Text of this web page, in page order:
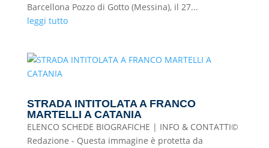
Barcellona Pozzo di Gotto (Messina), il 27...
leggi tutto
STRADA INTITOLATA A FRANCO
MARTELLI A CATANIA
ELENCO SCHEDE BIOGRAFICHE | INFO & CONTATTI©
Redazione - Questa immagine è protetta da